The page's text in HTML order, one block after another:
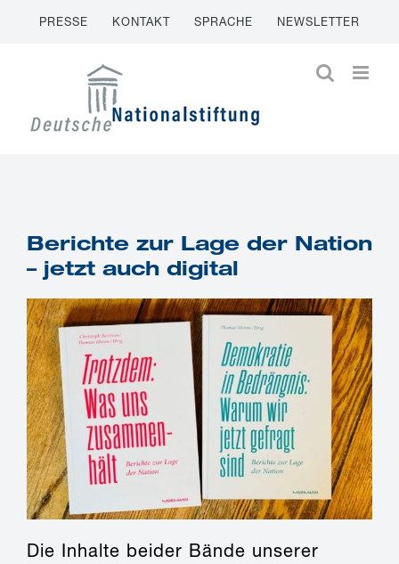
PRESSE KONTAKT SPRACHE NEWSLETTER
Berichte zur Lage der Nation
– jetzt auch digital
Die Inhalte beider Bände unserer